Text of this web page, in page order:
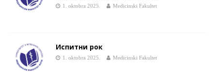
1. oktobra 2025. Medicinski Fakultet
Испитни рок
1. oktobra 2025. Medicinski Fakultet